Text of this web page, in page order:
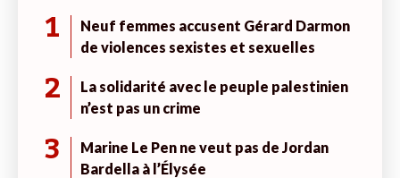
1
Neuf femmes accusent Gérard Darmon
de violences sexistes et sexuelles
2
La solidarité avec le peuple palestinien
n’est pas un crime
3
Marine Le Pen ne veut pas de Jordan
Bardella à l’Élysée